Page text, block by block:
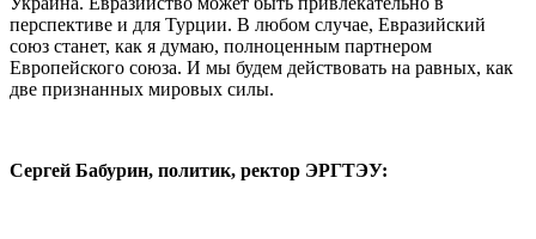
перспективе и для Турции. В любом случае, Евразийский
союз станет, как я думаю, полноценным партнером
Европейского союза. И мы будем действовать на равных, как
две признанных мировых силы.
Сергей Бабурин, политик, ректор ЭРГТЭУ: